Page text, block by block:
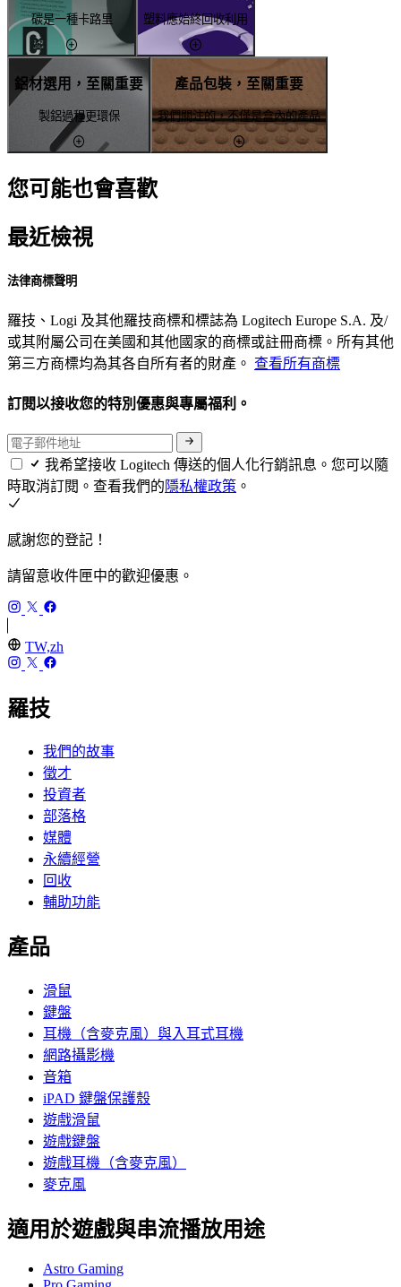
碳是一種卡路里 塑料應始終回收利用
鋁材選用，至關重要
製鋁過程更環保
產品包裝，至關重要
我們關注的，不僅是盒內的產品
您可能也會喜歡
最近檢視
法律商標聲明
羅技、Logi 及其他羅技商標和標誌為 Logitech Europe S.A. 及/
或其附屬公司在美國和其他國家的商標或註冊商標。所有其他
第三方商標均為其各自所有者的財產。 查看所有商標
訂閱以接收您的特別優惠與專屬福利。
我希望接收 Logitech 傳送的個人化行銷訊息。您可以隨
時取消訂閱。查看我們的隱私權政策 。
感謝您的登記！
請留意收件匣中的歡迎優惠。
TW,zh
羅技
我們的故事
徵才
投資者
部落格
媒體
永續經營
回收
輔助功能
產品
滑鼠
鍵盤
耳機（含麥克風）與入耳式耳機
網路攝影機
音箱
iPAD 鍵盤保護殼
遊戲滑鼠
遊戲鍵盤
遊戲耳機（含麥克風）
麥克風
適用於遊戲與串流播放用途
Astro Gaming